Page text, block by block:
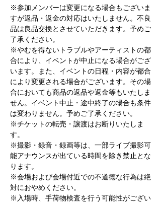
※参加メンバーは変更になる場合もございま
すが返品・返金の対応はいたしません。不良
品は良品交換とさせていただきます。予めご
了承ください。
※やむを得ないトラブルやアーティストの都
合により、イベントが中止になる場合がござ
います。また、イベントの日程・内容が都合
により変更される場合がございます。その場
合においても商品の返品や返金等もいたしま
せん。イベント中止・途中終了の場合も条件
は変わりません。予めご了承ください。
※チケットの転売・譲渡はお断りいたしま
す。
※撮影・録音・録画等は、一部ライブ撮影可
能アナウンスが出ている時間を除き禁止とな
ります。
※会場および会場付近での不道徳な行為は絶
対におやめください。
※入場時、手荷物検査を行う可能性がござい